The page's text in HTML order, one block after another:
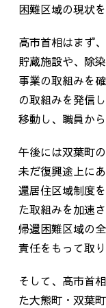
困難区域の現状
高市首相はまず
貯蔵施設や、除
事業の取組みを
の取組みを発信
移動し、職員か
午後には双葉町
未だ復興途上に
還居住区域制度
た取組みを加速
帰還困難区域の
責任をもって取
そして、高市首
た大熊町・双葉